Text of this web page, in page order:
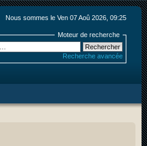
Nous sommes le Ven 07 Aoû 2026, 09:25
Moteur de recherche
Recherche avancée